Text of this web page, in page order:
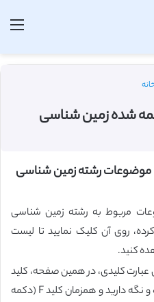
شده زمین شناسی
موضوعات رشته زمین شناسی
مربوط به رشته زمین شناسی
روی آن کلیک نمایید تا لیست
کنید.
کلیدی، در همین صفحه، کلید
کنترل (Ctrl) را روی کیبورد فشار داده و نگه دارید و همزمان کلید F (دکمه